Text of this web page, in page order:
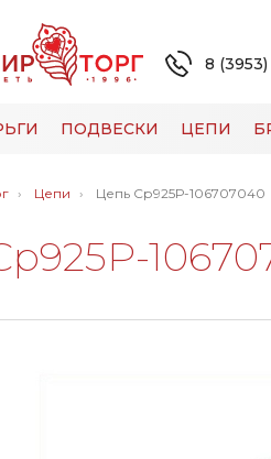
8 (3953)
ПОДВЕСКИ ЦЕПИ
Цепи Цепь Ср925Р-106707040